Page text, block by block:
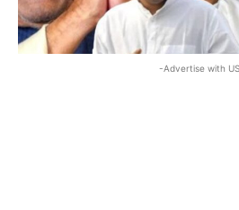
-Advertise with